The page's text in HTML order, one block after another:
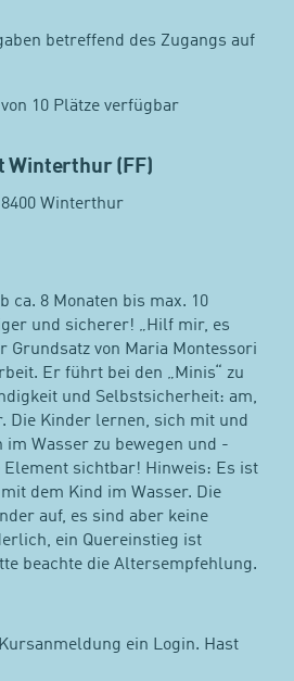
betreffend des Zugangs auf
von 10 Plätze verfügbar
Winterthur (FF)
Winterthur
ca. 8 Monaten bis max. 10
und sicherer! „Hilf mir, es
Grundsatz von Maria Montessori
Er führt bei den „Minis“ zu
und Selbstsicherheit: am,
Die Kinder lernen, sich mit und
Wasser zu bewegen und -
Element sichtbar! Hinweis: Es ist
dem Kind im Wasser. Die
auf, es sind aber keine
ein Quereinstieg ist
beachte die Altersempfehlung.
ein Login. Hast